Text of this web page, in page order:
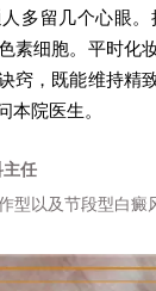
多留几个心眼
素细胞。平时化
窍，既能维持精
本院医生。
型白癜风的诊治